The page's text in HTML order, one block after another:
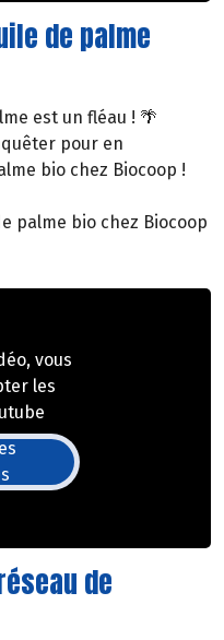
de palme
est un fléau ! 🌴
pour en
bio chez Biocoop !
palme bio chez Biocoop
vous
les
de